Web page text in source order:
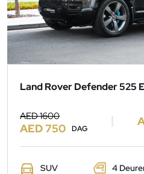
Land Rover Defender 525
AED 1600
AED 750 DAG
SUV 4